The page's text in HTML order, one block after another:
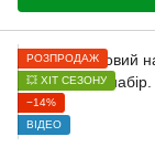
РОЗПРОДАЖ
💥 ХІТ СЕЗОНУ
−14%
ВІДЕО